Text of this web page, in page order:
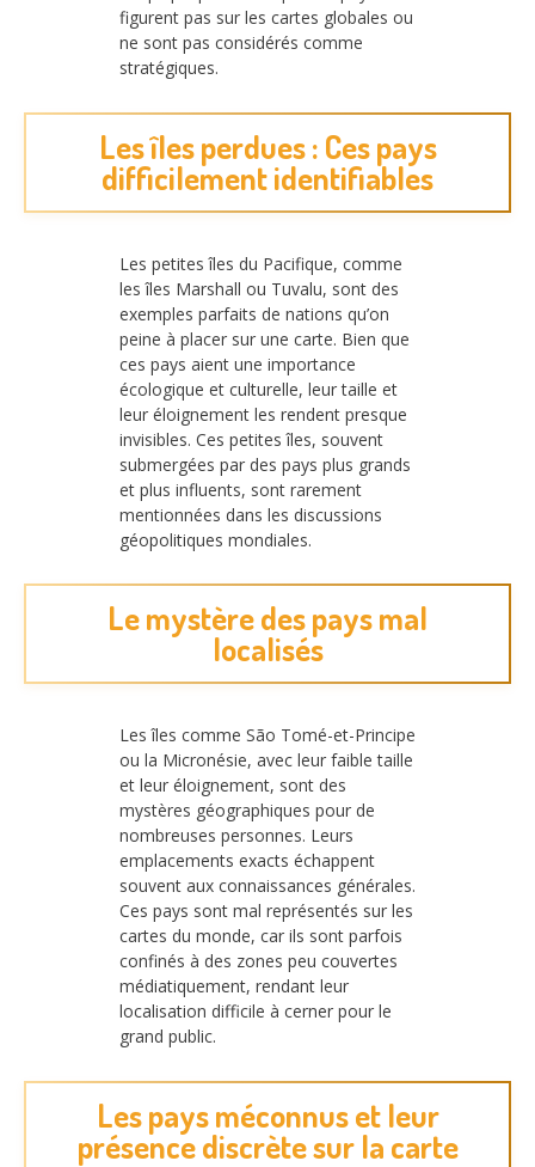
figurent pas sur les cartes globales ou
ne sont pas considérés comme
stratégiques.
Les îles perdues : Ces pays
difficilement identifiables
Les petites îles du Pacifique, comme
les îles Marshall ou Tuvalu, sont des
exemples parfaits de nations qu’on
peine à placer sur une carte. Bien que
ces pays aient une importance
écologique et culturelle, leur taille et
leur éloignement les rendent presque
invisibles. Ces petites îles, souvent
submergées par des pays plus grands
et plus influents, sont rarement
mentionnées dans les discussions
géopolitiques mondiales.
Le mystère des pays mal
localisés
Les îles comme São Tomé-et-Principe
ou la Micronésie, avec leur faible taille
et leur éloignement, sont des
mystères géographiques pour de
nombreuses personnes. Leurs
emplacements exacts échappent
souvent aux connaissances générales.
Ces pays sont mal représentés sur les
cartes du monde, car ils sont parfois
confinés à des zones peu couvertes
médiatiquement, rendant leur
localisation difficile à cerner pour le
grand public.
Les pays méconnus et leur
présence discrète sur la carte